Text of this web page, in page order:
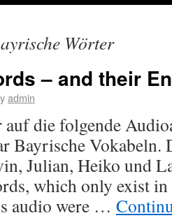
Wörter
– and their
admin
die folgende
Bayrische Vokabeln.
Julian, Heiko und
which only exist
audio were …